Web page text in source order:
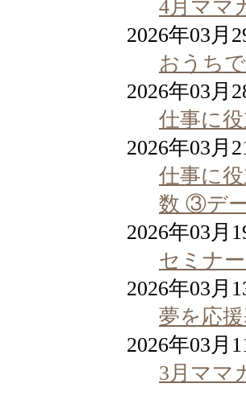
4月ママ
2026年03月
おうち
2026年03月
仕事に
2026年03月
仕事に
数 ③デ
2026年03月
セミナ
2026年03月
夢を応
2026年03月
3月ママ